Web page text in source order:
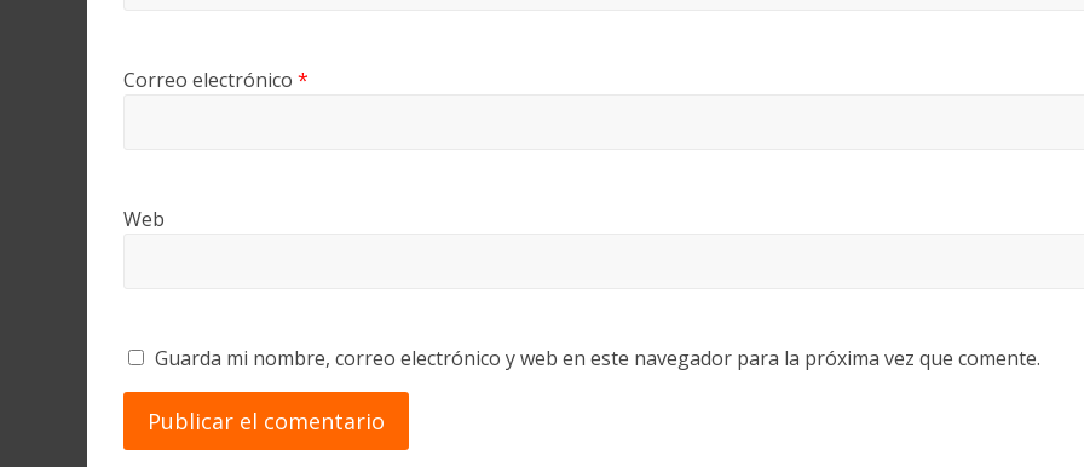
Correo electrónico *
Web
Guarda mi nombre, correo electrónico y web en este navegador para la próxima vez que comente.